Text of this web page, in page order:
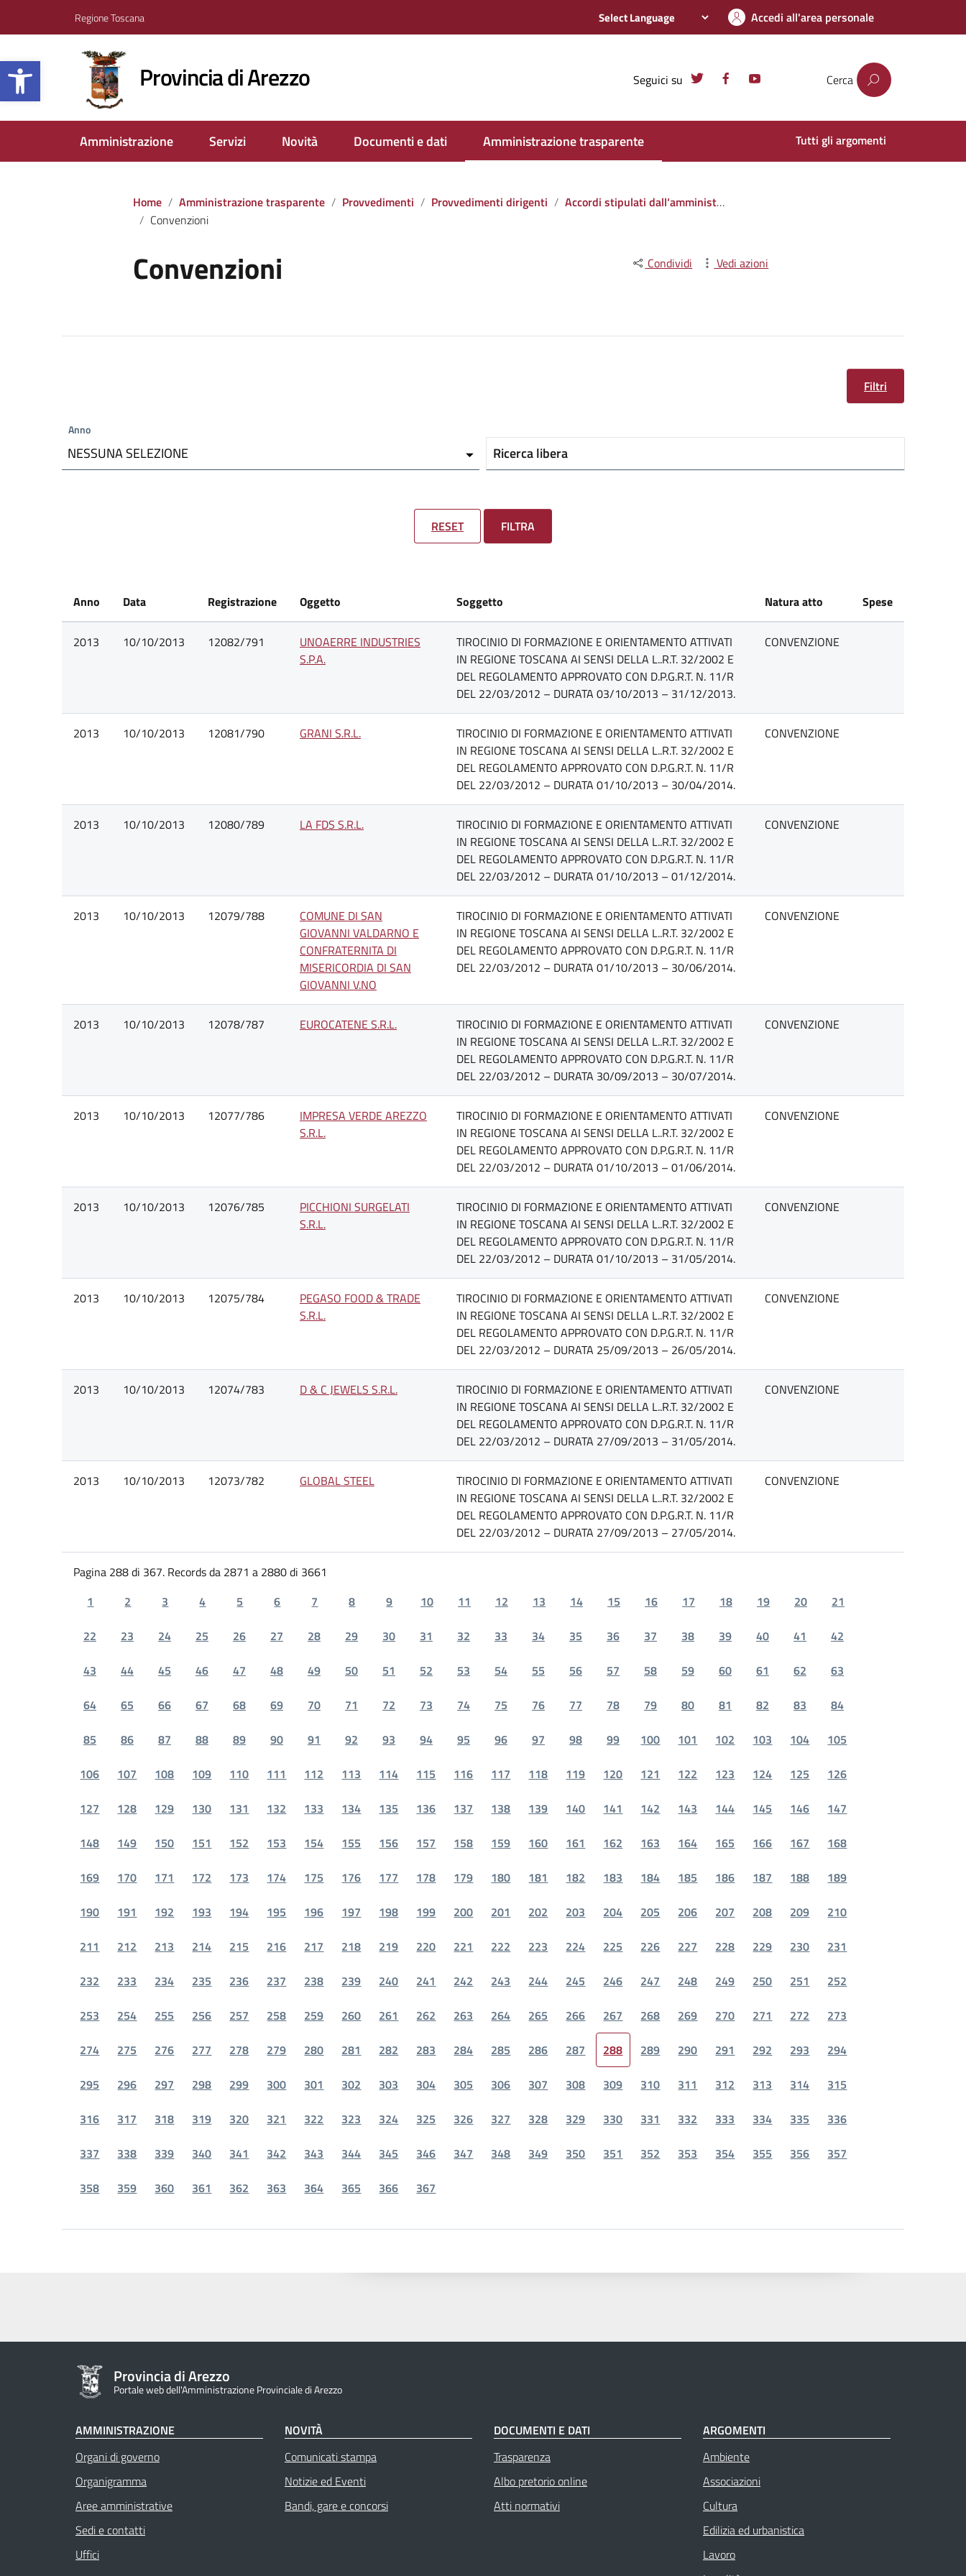
Apri la barra degli strumenti
Regione Toscana Accedi all'area personale
Provincia di Arezzo Seguici su Cerca
Amministrazione Servizi Novità Documenti e dati Amministrazione trasparente Tutti gli argomenti
Home Amministrazione trasparente Provvedimenti Provvedimenti dirigenti
Accordi stipulati dall‘amministrazione con soggetti privati o con altre amministrazioni pubbliche
Convenzioni
Convenzioni Condividi Vedi azioni
Filtri
Anno
NESSUNA SELEZIONE Ricerca libera
RESET FILTRA
Anno Data Registrazione Oggetto Soggetto Natura atto Spese
2013 10/10/2013 12082/791
UNOAERRE INDUSTRIES
S.P.A.
TIROCINIO DI FORMAZIONE E ORIENTAMENTO ATTIVATI
IN REGIONE TOSCANA AI SENSI DELLA L..R.T. 32/2002 E
DEL REGOLAMENTO APPROVATO CON D.P.G.R.T. N. 11/R
DEL 22/03/2012 – DURATA 03/10/2013 – 31/12/2013.
CONVENZIONE
2013 10/10/2013 12081/790 GRANI S.R.L.
TIROCINIO DI FORMAZIONE E ORIENTAMENTO ATTIVATI
IN REGIONE TOSCANA AI SENSI DELLA L..R.T. 32/2002 E
DEL REGOLAMENTO APPROVATO CON D.P.G.R.T. N. 11/R
DEL 22/03/2012 – DURATA 01/10/2013 – 30/04/2014.
CONVENZIONE
2013 10/10/2013 12080/789 LA FDS S.R.L.
TIROCINIO DI FORMAZIONE E ORIENTAMENTO ATTIVATI
IN REGIONE TOSCANA AI SENSI DELLA L..R.T. 32/2002 E
DEL REGOLAMENTO APPROVATO CON D.P.G.R.T. N. 11/R
DEL 22/03/2012 – DURATA 01/10/2013 – 01/12/2014.
CONVENZIONE
2013 10/10/2013 12079/788
COMUNE DI SAN
GIOVANNI VALDARNO E
CONFRATERNITA DI
MISERICORDIA DI SAN
GIOVANNI V.NO
TIROCINIO DI FORMAZIONE E ORIENTAMENTO ATTIVATI
IN REGIONE TOSCANA AI SENSI DELLA L..R.T. 32/2002 E
DEL REGOLAMENTO APPROVATO CON D.P.G.R.T. N. 11/R
DEL 22/03/2012 – DURATA 01/10/2013 – 30/06/2014.
CONVENZIONE
2013 10/10/2013 12078/787 EUROCATENE S.R.L.
TIROCINIO DI FORMAZIONE E ORIENTAMENTO ATTIVATI
IN REGIONE TOSCANA AI SENSI DELLA L..R.T. 32/2002 E
DEL REGOLAMENTO APPROVATO CON D.P.G.R.T. N. 11/R
DEL 22/03/2012 – DURATA 30/09/2013 – 30/07/2014.
CONVENZIONE
2013 10/10/2013 12077/786
IMPRESA VERDE AREZZO
S.R.L.
TIROCINIO DI FORMAZIONE E ORIENTAMENTO ATTIVATI
IN REGIONE TOSCANA AI SENSI DELLA L..R.T. 32/2002 E
DEL REGOLAMENTO APPROVATO CON D.P.G.R.T. N. 11/R
DEL 22/03/2012 – DURATA 01/10/2013 – 01/06/2014.
CONVENZIONE
2013 10/10/2013 12076/785
PICCHIONI SURGELATI
S.R.L.
TIROCINIO DI FORMAZIONE E ORIENTAMENTO ATTIVATI
IN REGIONE TOSCANA AI SENSI DELLA L..R.T. 32/2002 E
DEL REGOLAMENTO APPROVATO CON D.P.G.R.T. N. 11/R
DEL 22/03/2012 – DURATA 01/10/2013 – 31/05/2014.
CONVENZIONE
2013 10/10/2013 12075/784
PEGASO FOOD & TRADE
S.R.L.
TIROCINIO DI FORMAZIONE E ORIENTAMENTO ATTIVATI
IN REGIONE TOSCANA AI SENSI DELLA L..R.T. 32/2002 E
DEL REGOLAMENTO APPROVATO CON D.P.G.R.T. N. 11/R
DEL 22/03/2012 – DURATA 25/09/2013 – 26/05/2014.
CONVENZIONE
2013 10/10/2013 12074/783 D & C JEWELS S.R.L.
TIROCINIO DI FORMAZIONE E ORIENTAMENTO ATTIVATI
IN REGIONE TOSCANA AI SENSI DELLA L..R.T. 32/2002 E
DEL REGOLAMENTO APPROVATO CON D.P.G.R.T. N. 11/R
DEL 22/03/2012 – DURATA 27/09/2013 – 31/05/2014.
CONVENZIONE
2013 10/10/2013 12073/782 GLOBAL STEEL
TIROCINIO DI FORMAZIONE E ORIENTAMENTO ATTIVATI
IN REGIONE TOSCANA AI SENSI DELLA L..R.T. 32/2002 E
DEL REGOLAMENTO APPROVATO CON D.P.G.R.T. N. 11/R
DEL 22/03/2012 – DURATA 27/09/2013 – 27/05/2014.
CONVENZIONE
Pagina 288 di 367. Records da 2871 a 2880 di 3661
1
2 3 4 5 6 7 8 9 10 11 12 13 14 15 16 17 18 19 20
21
22
23 24 25 26 27 28 29 30 31 32 33 34 35 36 37 38 39 40 41
42
43
44 45 46 47 48 49 50 51 52 53 54 55 56 57 58 59 60 61 62
63
64
65 66 67 68 69 70 71 72 73 74 75 76 77 78 79 80 81 82 83
84
85
86 87 88 89 90 91 92 93 94 95 96 97 98 99 100 101 102 103 104
105
106
107 108 109 110 111 112 113 114 115 116 117 118 119 120 121 122 123 124 125
126
127
128 129 130 131 132 133 134 135 136 137 138 139 140 141 142 143 144 145 146
147
148
149 150 151 152 153 154 155 156 157 158 159 160 161 162 163 164 165 166 167
168
169
170 171 172 173 174 175 176 177 178 179 180 181 182 183 184 185 186 187 188
189
190
191 192 193 194 195 196 197 198 199 200 201 202 203 204 205 206 207 208 209
210
211
212 213 214 215 216 217 218 219 220 221 222 223 224 225 226 227 228 229 230
231
232
233 234 235 236 237 238 239 240 241 242 243 244 245 246 247 248 249 250 251
252
253
254 255 256 257 258 259 260 261 262 263 264 265 266 267 268 269 270 271 272
273
274
275 276 277 278 279 280 281 282 283 284 285 286 287 288 289 290 291 292 293
294
295
296 297 298 299 300 301 302 303 304 305 306 307 308 309 310 311 312 313 314
315
316
317 318 319 320 321 322 323 324 325 326 327 328 329 330 331 332 333 334 335
336
337
338 339 340 341 342 343 344 345 346 347 348 349 350 351 352 353 354 355 356
357
358
359 360 361 362 363 364 365 366 367
Provincia di Arezzo
Portale web dell'Amministrazione Provinciale di Arezzo
AMMINISTRAZIONE
Organi di governo
Organigramma
Aree amministrative
Sedi e contatti
Uffici
NOVITÀ
Comunicati stampa
Notizie ed Eventi
Bandi, gare e concorsi
DOCUMENTI E DATI
Trasparenza
Albo pretorio online
Atti normativi
ARGOMENTI
Ambiente
Associazioni
Cultura
Edilizia ed urbanistica
Lavoro